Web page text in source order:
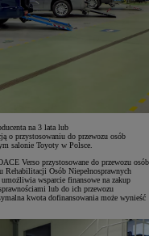
na 3 lata lub
o przystosowaniu do przewozu osób
salonie Toyoty w Polsce.
Verso przystosowane do przewozu osób
Rehabilitacji Osób Niepełnosprawnych
wsparcie finansowe na zakup
lub do ich przewozu
kwota dofinansowania może wynieść